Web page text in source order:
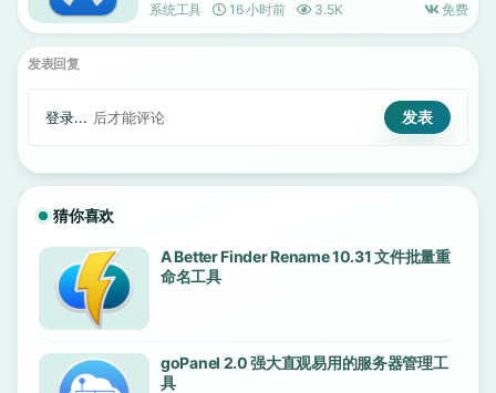
系统工具 16 小时前 3.5K 免费
发表回复
登录... 后才能评论
猜你喜欢
A Better Finder Rename 10.31 文件批量重
命名工具
goPanel 2.0 强大直观易用的服务器管理工
具